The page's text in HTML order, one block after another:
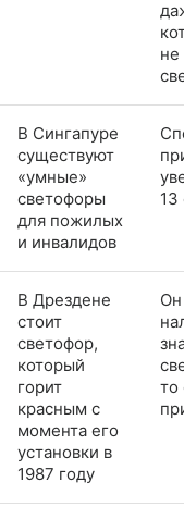
не
В Сингапуре
существуют
«умные»
светофоры
для пожилых
и инвалидов
13
В Дрездене
стоит
светофор,
который
горит
красным с
момента его
установки в
1987 году
Он
то